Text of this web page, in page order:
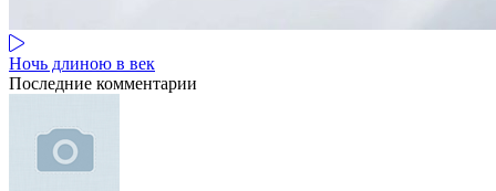
Ночь длиною в век
Последние комментарии